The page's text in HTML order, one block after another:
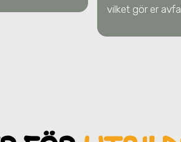
vilket gör er